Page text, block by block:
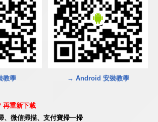
教學 → Android 安裝教學
再重新下載
、微信掃描、支付寶掃一掃